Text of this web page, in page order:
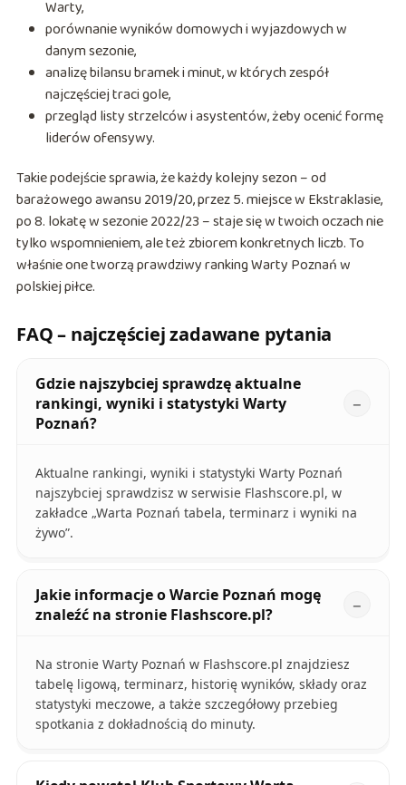
Warty,
porównanie wyników domowych i wyjazdowych w
danym sezonie,
analizę bilansu bramek i minut, w których zespół
najczęściej traci gole,
przegląd listy strzelców i asystentów, żeby ocenić formę
liderów ofensywy.
Takie podejście sprawia, że każdy kolejny sezon – od
barażowego awansu 2019/20, przez 5. miejsce w Ekstraklasie,
po 8. lokatę w sezonie 2022/23 – staje się w twoich oczach nie
tylko wspomnieniem, ale też zbiorem konkretnych liczb. To
właśnie one tworzą prawdziwy ranking Warty Poznań w
polskiej piłce.
FAQ – najczęściej zadawane pytania
Gdzie najszybciej sprawdzę aktualne
rankingi, wyniki i statystyki Warty
Poznań?
Aktualne rankingi, wyniki i statystyki Warty Poznań
najszybciej sprawdzisz w serwisie Flashscore.pl, w
zakładce „Warta Poznań tabela, terminarz i wyniki na
żywo”.
Jakie informacje o Warcie Poznań mogę
znaleźć na stronie Flashscore.pl?
Na stronie Warty Poznań w Flashscore.pl znajdziesz
tabelę ligową, terminarz, historię wyników, składy oraz
statystyki meczowe, a także szczegółowy przebieg
spotkania z dokładnością do minuty.